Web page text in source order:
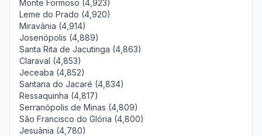
Monte Formoso (4,923)
Leme do Prado (4,920)
Miravânia (4,914)
Josenópolis (4,889)
Santa Rita de Jacutinga (4,863)
Claraval (4,853)
Jeceaba (4,852)
Santana do Jacaré (4,834)
Ressaquinha (4,817)
Serranópolis de Minas (4,809)
São Francisco do Glória (4,800)
Jesuânia (4,780)